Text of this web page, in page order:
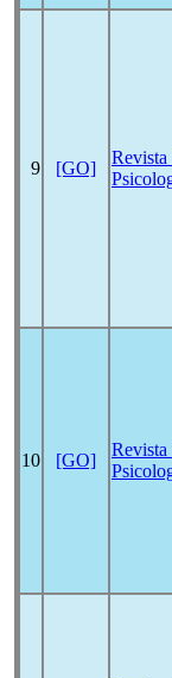
9 [GO]
Revista
10 [GO]
Revista